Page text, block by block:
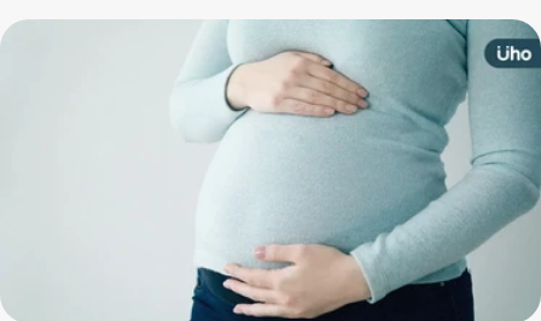
管缺損，或增加流產風險。衛生福利部國民健康署署長吳昭軍呼
籲，有懷孕計畫的婦女需多注意葉酸攝取，以守護母嬰的健康。